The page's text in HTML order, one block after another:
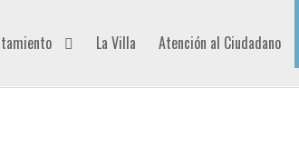
La Villa Atención al Ciudadano